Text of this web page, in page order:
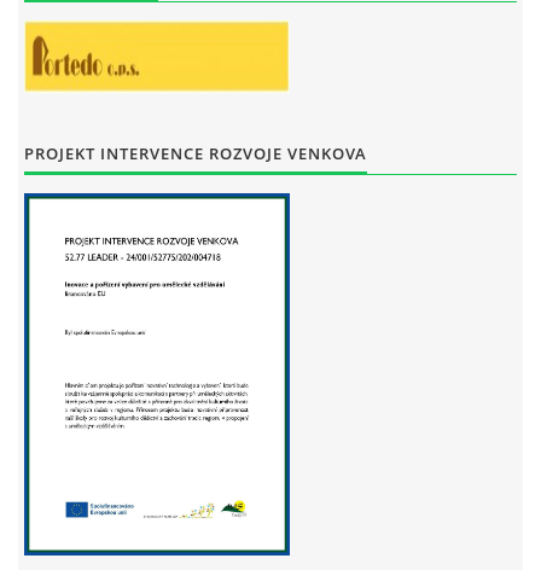
+420 734 493 380
© 2026 eStránky.cz |Tisk
PROJEKT INTERVENCE ROZVOJE VENKOVA